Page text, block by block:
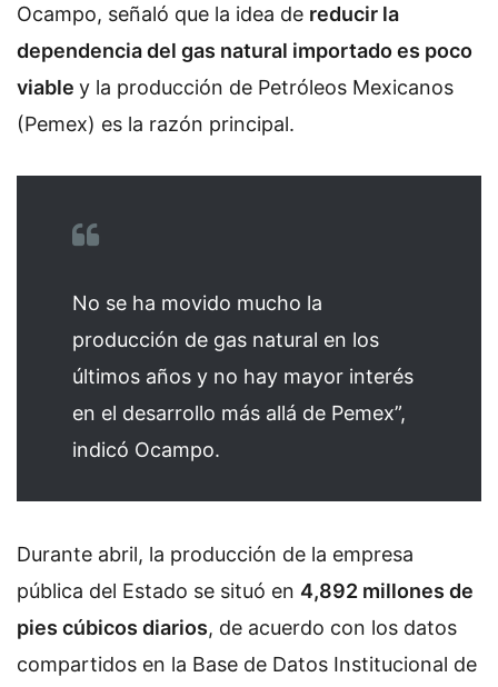
Ocampo, señaló que la idea de reducir la
dependencia del gas natural importado es poco
viable y la producción de Petróleos Mexicanos
(Pemex) es la razón principal.
No se ha movido mucho la
producción de gas natural en los
últimos años y no hay mayor interés
en el desarrollo más allá de Pemex”,
indicó Ocampo.
Durante abril, la producción de la empresa
pública del Estado se situó en 4,892 millones de
pies cúbicos diarios, de acuerdo con los datos
compartidos en la Base de Datos Institucional de